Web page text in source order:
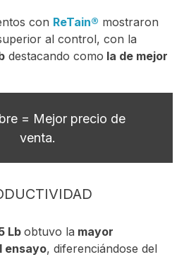
con ReTain® mostraron
al control, con la
destacando como la de mejor
= Mejor precio de
venta.
Lb obtuvo la mayor
ensayo, diferenciándose del